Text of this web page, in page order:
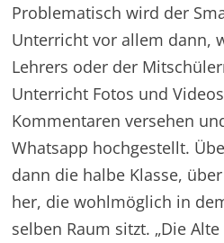
Problematisch wird der
Unterricht vor allem dann,
Lehrers oder der
Unterricht Fotos und
Kommentaren versehen
Whatsapp hochgestellt.
dann die halbe Klasse,
her, die wohlmöglich in
selben Raum sitzt. „Die